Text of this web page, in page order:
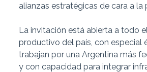
alianzas estratégicas de cara a la
La invitación está abierta a todo
productivo del país, con especial
trabajan por una Argentina más
y con capacidad para integrar